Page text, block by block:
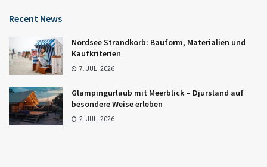
Recent News
Nordsee Strandkorb: Bauform, Materialien und
Kaufkriterien
7. JULI 2026
Glampingurlaub mit Meerblick – Djursland auf
besondere Weise erleben
2. JULI 2026